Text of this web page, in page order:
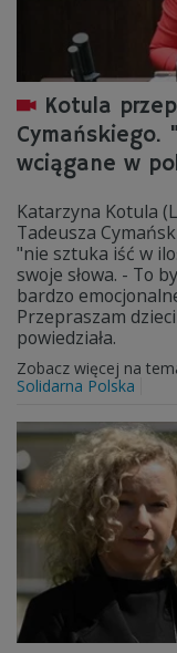
Kotula
Cymańskiego.
wciągane w
Katarzyna Kotula
Tadeusza
"nie sztuka iść w
swoje słowa. - To
bardzo
Przepraszam
powiedziała.
Zobacz więcej na
Solidarna Polska